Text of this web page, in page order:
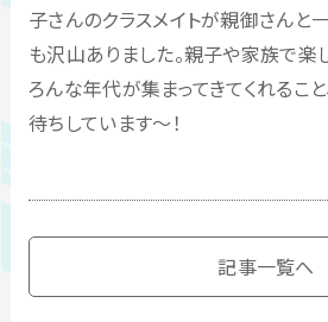
子さんのクラスメイトが親御さんと
も沢山ありました。親子や家族で楽
ろんな年代が集まってきてくれること
待ちしています～！
記事一覧へ